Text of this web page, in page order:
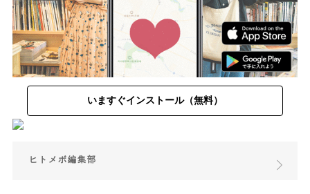
いますぐインストール（無料）
ヒトメボ編集部